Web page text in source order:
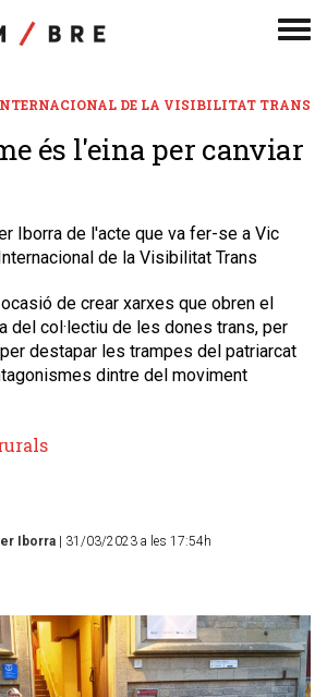
DE LA VISIBILITAT TRANS
és l'eina per canviar
Iborra de l'acte que va fer-se a Vic
de la Visibilitat Trans
de crear xarxes que obren el
del col·lectiu de les dones trans, per
destapar les trampes del patriarcat
dintre del moviment
Iborra | 31/03/2023 a les 17:54h